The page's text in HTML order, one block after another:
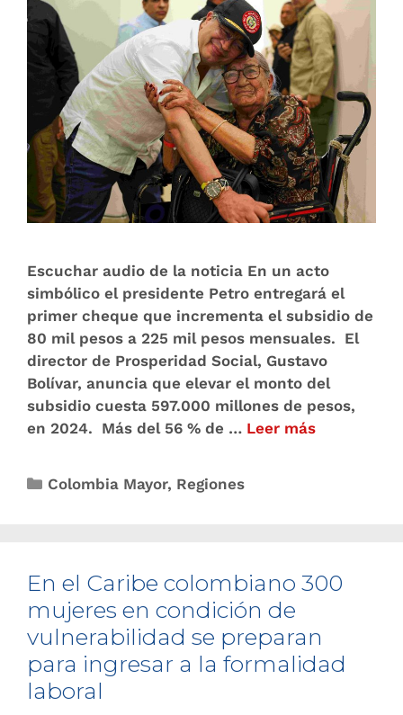
Escuchar audio de la noticia En un acto
simbólico el presidente Petro entregará el
primer cheque que incrementa el subsidio de
80 mil pesos a 225 mil pesos mensuales. El
director de Prosperidad Social, Gustavo
Bolívar, anuncia que elevar el monto del
subsidio cuesta 597.000 millones de pesos,
en 2024. Más del 56 % de … Leer más
Colombia Mayor, Regiones
En el Caribe colombiano 300
mujeres en condición de
vulnerabilidad se preparan
para ingresar a la formalidad
laboral